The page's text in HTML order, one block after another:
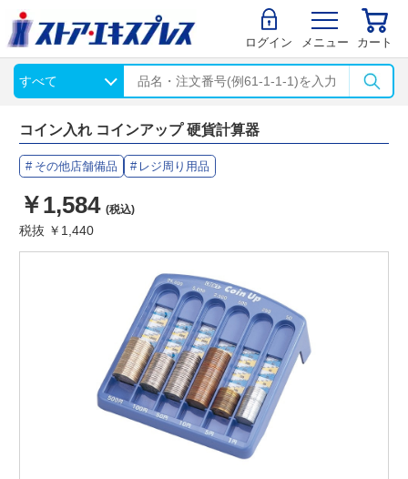
ログイン メニュー カート
コイン入れ コインアップ 硬貨計算器
その他店舗備品 レジ周り用品
￥1,584 (税込)
税抜 ￥1,440